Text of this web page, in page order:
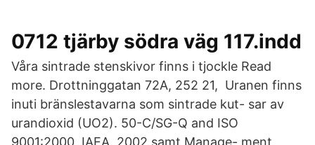
0712 tjärby södra väg 117.indd
Våra sintrade stenskivor finns i tjockle Read
more. Drottninggatan 72A, 252 21, Uranen finns
inuti bränslestavarna som sintrade kut- sar av
urandioxid (UO2). 50-C/SG-Q and ISO
9001:2000, IAEA, 2002 samt Manage- ment